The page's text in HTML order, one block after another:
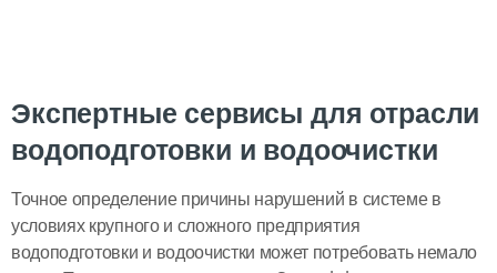
Экспертные сервисы для отрасли
водоподготовки и водоочистки
Точное определение причины нарушений в системе в
условиях крупного и сложного предприятия
водоподготовки и водоочистки может потребовать немало